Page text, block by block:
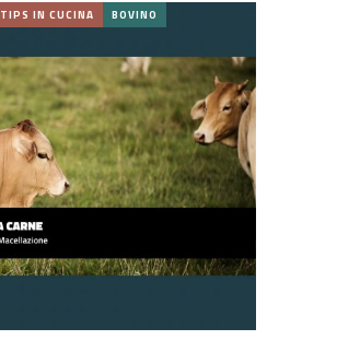
TIPS IN CUCINA BOVINO